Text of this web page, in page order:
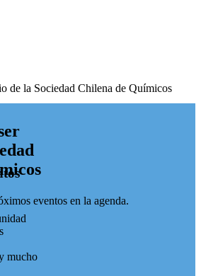
mucho
eventos en la agenda.